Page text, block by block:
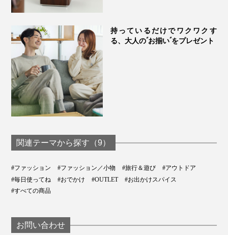
持っているだけでワクワクす
る、大人の“お揃い”をプレゼント
関連テーマから探す（9）
#ファッション #ファッション／小物 #旅行＆遊び
#アウトドア
#毎日使ってね
#おでかけ #OUTLET
#お出かけスパイス
#すべての商品
お問い合わせ